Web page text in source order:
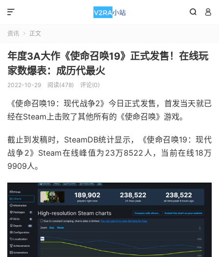
 

资讯  正文
年度3A大作《使命召唤19》正式发售！在线玩
家数爆表：成历代最火
2022-10-29 阅读(478) 评论(0)
《使命召唤19：现代战争2》今日正式发售，首发当天就已
经在Steam上击败了其他所有的《使命召唤》游戏。
截止到发稿时，SteamDB统计显示，《使命召唤19：现代
战争2》Steam在线峰值为23万8522人，当前在线18万
9909人。